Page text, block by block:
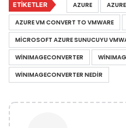
ETIKETLER AZURE
AZURE VM CONVERT TO VMWARE
MICROSOFT AZURE SUNUCUYU
WINIMAGECONVERTER
WINIMAGECONVERTER NEDIR